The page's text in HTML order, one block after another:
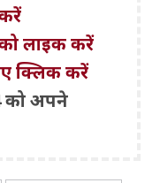
लाइक करें
क्लिक करें
को अपने